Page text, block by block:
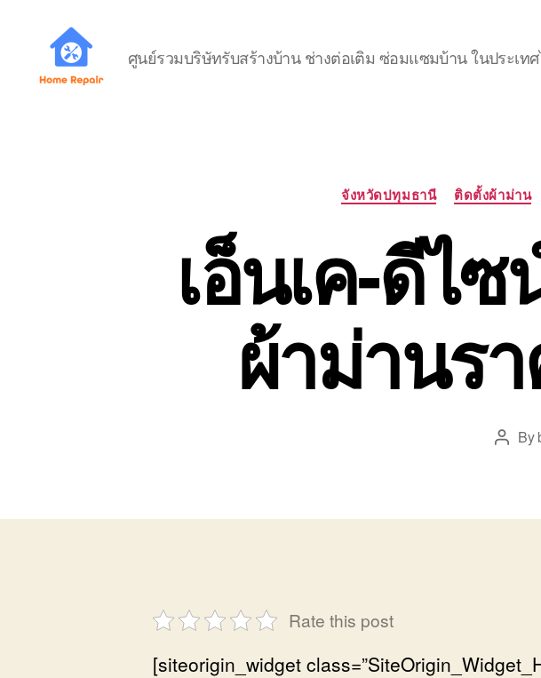
ศูนย์รวมบริษัทรับสร้างบ้าน ช่างต่อเติม ซ่อมแซมบ้าน ในประเท
จังหวัดปทุมธานี ติดตั้งผ้าม่าน
เอ็นเค-ดีไ
ผ้าม่านร
Post
By
Rate this post
[siteorigin_widget